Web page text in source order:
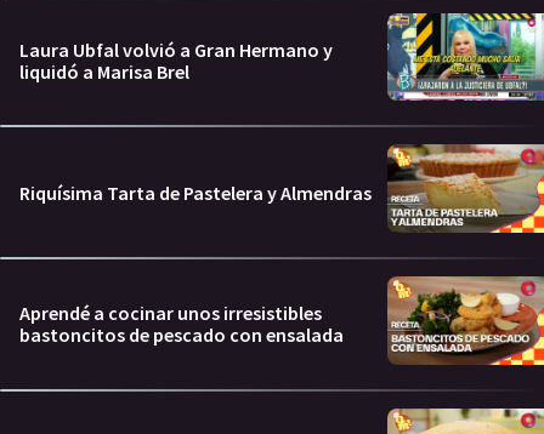
Laura Ubfal volvió a Gran Hermano y
liquidó a Marisa Brel
Riquísima Tarta de Pastelera y Almendras
Aprendé a cocinar unos irresistibles
bastoncitos de pescado con ensalada